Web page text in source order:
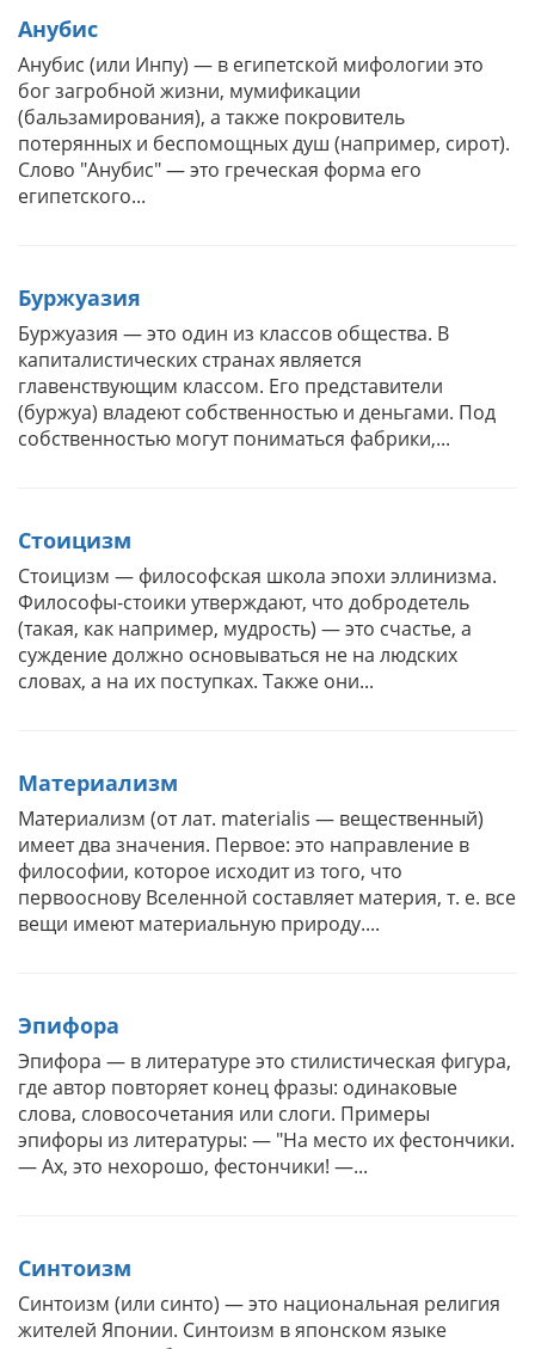
Анубис
Анубис (или Инпу) — в египетской мифологии это
бог загробной жизни, мумификации
(бальзамирования), а также покровитель
потерянных и беспомощных душ (например, сирот).
Слово "Анубис" — это греческая форма его
египетского...
Буржуазия
Буржуазия — это один из классов общества. В
капиталистических странах является
главенствующим классом. Его представители
(буржуа) владеют собственностью и деньгами. Под
собственностью могут пониматься фабрики,...
Стоицизм
Стоицизм — философская школа эпохи эллинизма.
Философы-стоики утверждают, что добродетель
(такая, как например, мудрость) — это счастье, а
суждение должно основываться не на людских
словах, а на их поступках. Также они...
Материализм
Материализм (от лат. materialis — вещественный)
имеет два значения. Первое: это направление в
философии, которое исходит из того, что
первооснову Вселенной составляет материя, т. е. все
вещи имеют материальную природу....
Эпифора
Эпифора — в литературе это стилистическая фигура,
где автор повторяет конец фразы: одинаковые
слова, словосочетания или слоги. Примеры
эпифоры из литературы: — "На место их фестончики.
— Ах, это нехорошо, фестончики! —...
Синтоизм
Синтоизм (или синто) — это национальная религия
жителей Японии. Синтоизм в японском языке